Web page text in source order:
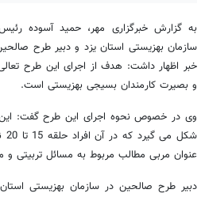
به گزارش خبرگزاری مهر، حمید آسوده رئیس
سازمان بهزیستی استان یزد و دبیر طرح
خبر اظهار داشت: هدف از اجرای این طرح
و بصیرت کارمندان بسیجی بهزیستی است.
وی در خصوص نحوه اجرای این طرح گفت:
عنوان مربی مطالب مربوط به مسائل تربیتی و
دبیر طرح صالحین در سازمان بهزیستی